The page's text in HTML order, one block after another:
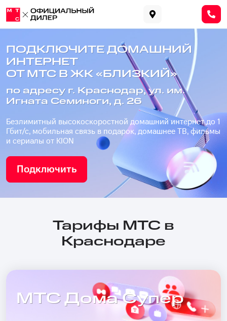
ПОДКЛЮЧИТЕ ДОМАШНИЙ
ИНТЕРНЕТ
ОТ МТС В ЖК «БЛИЗКИЙ»
по адресу г. Краснодар, ул. им.
Игната Семиноги, д. 26
Безлимитный высокоскоростной домашний интернет до 1
Гбит/с, мобильная связь в подарок, домашнее ТВ, фильмы
и сериалы от KION
Подключить
Тарифы МТС в
Краснодаре
МТС Дома Супер